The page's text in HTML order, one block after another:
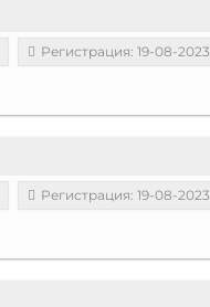
Регистрация: 19-08-2023
Регистрация: 19-08-2023